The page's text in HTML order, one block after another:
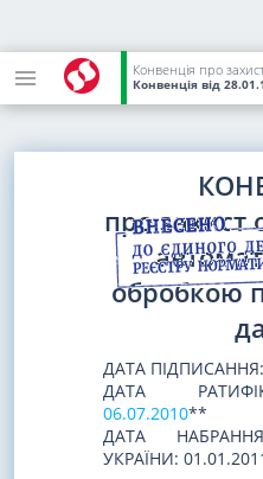
Конвенція від
про захист
обробкою
ДАТА
ДАТА
06.07.2010**
ДАТА
УКРАЇНИ: